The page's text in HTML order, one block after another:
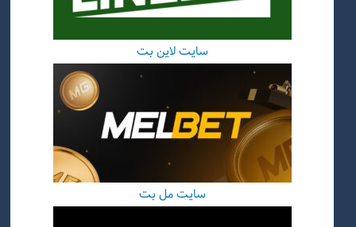
سایت لاین بت
سایت مل بت